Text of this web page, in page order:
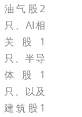
油气股2
只、AI相
关股1
只、半导
体股1
只、以及
建筑股1